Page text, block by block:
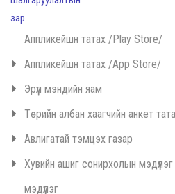
Аппликейшн татах /Play Store/
Аппликейшн татах /App Store/
Эрүүл мэндийн яам
Төрийн албан хаагчийн анкет
Авлигатай тэмцэх газар
Хувийн ашиг сонирхолын
мэдүүлэг